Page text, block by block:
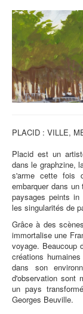
PLACID : VILLE,
Placid est un
dans le graphzine,
s'arme cette fois
embarquer dans
paysages peints
les singularités de
Grâce à des
immortalise une
voyage. Beaucoup
créations
dans son
d'observation sont
un pays
Georges Beuville.